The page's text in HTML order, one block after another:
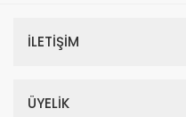
İLETİŞİM
ÜYELİK